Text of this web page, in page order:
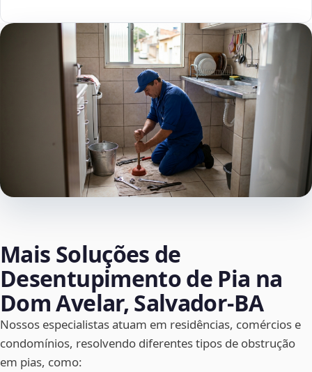
Mais Soluções de
Desentupimento de Pia na
Dom Avelar, Salvador‑BA
Nossos especialistas atuam em residências, comércios e
condomínios, resolvendo diferentes tipos de obstrução
em pias, como: